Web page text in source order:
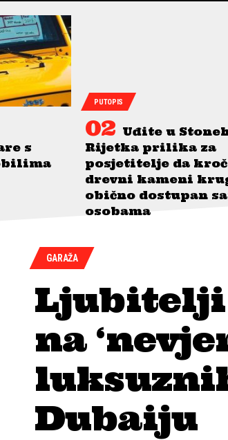
s
PUTOPIS
Uđite u
Rijetka prilika za
posjetitelje da
drevni kameni
obično dostupan
osobama
GARAŽA
Ljubitelji
na
Dubaiju